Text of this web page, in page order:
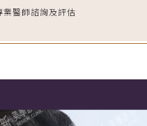
醫師諮詢及評估